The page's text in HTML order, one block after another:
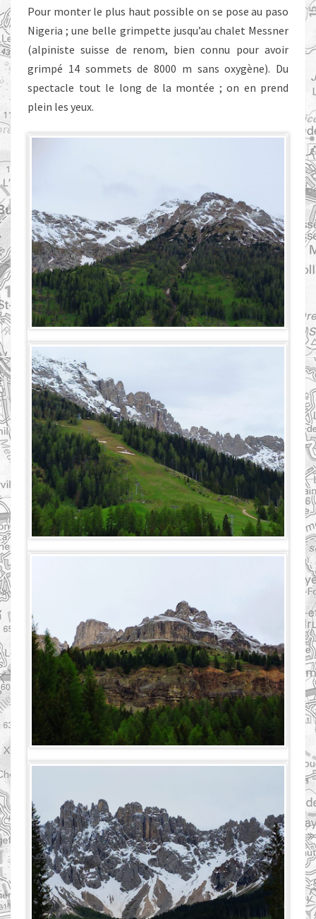
Pour monter le plus haut possible on se pose au paso
Nigeria ; une belle grimpette jusqu’au chalet Messner
(alpiniste suisse de renom, bien connu pour avoir
grimpé 14 sommets de 8000 m sans oxygène). Du
spectacle tout le long de la montée ; on en prend
plein les yeux.